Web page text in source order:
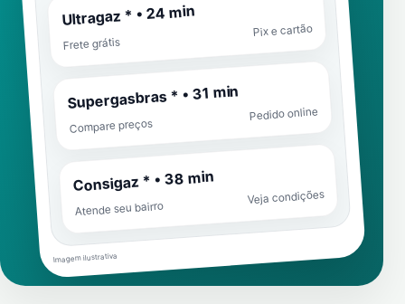
Ultragaz * • 24 min
Frete grátis
Pix e cartão
Supergasbras * • 31 min
Compare preços
Pedido online
Consigaz * • 38 min
Atende seu bairro
Veja condições
Imagem ilustrativa